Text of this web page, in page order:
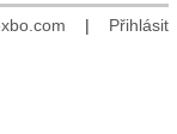
| Přihlásit